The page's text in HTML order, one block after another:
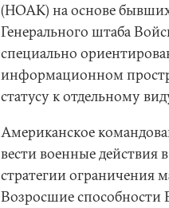
(НОАК) на основе
Генерального штаба
специально
информационном
статусу к отдельному
Американское
вести военные действия
стратегии ограничения
Возросшие способности